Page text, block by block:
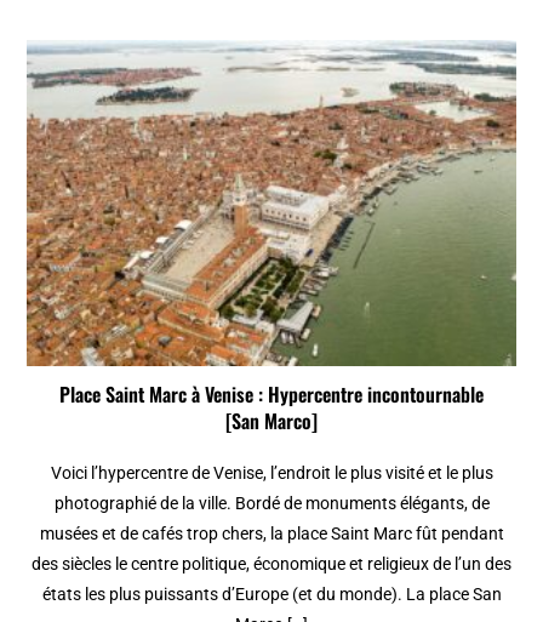
Place Saint Marc à Venise : Hypercentre incontournable
[San Marco]
Voici l’hypercentre de Venise, l’endroit le plus visité et le plus
photographié de la ville. Bordé de monuments élégants, de
musées et de cafés trop chers, la place Saint Marc fût pendant
des siècles le centre politique, économique et religieux de l’un des
états les plus puissants d’Europe (et du monde). La place San